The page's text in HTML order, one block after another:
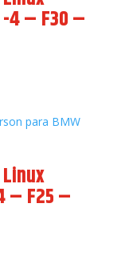
-4 – F30 –
– F25 –